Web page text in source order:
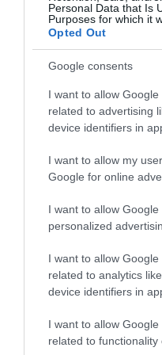
Personal Data that Is
Purposes for which it
Opted Out
Google consents
I want to allow
related to advertising
device identifiers in
I want to allow my
Google for online
I want to allow
personalized
I want to allow
related to analytics
device identifiers in
I want to allow
related to functionality
Νεότερα για τη Φωτιά
Κινδύνευσε
– Νέο βίντεο
06.08.2026 | 21:00
Καφές: Τα οφέλη της
κατανάλωσης σύμφωνα
στο μικροβίωμα του
«Ανάσα» για τους
Εύβοια: Ολοκληρώθηκε
06.08.2026 | 20:40
Ο λόγος που
του Σωτήρος – Πως θα
τέλειο μαγείρεμα
Θρήνος στην Εύβοια:
ΠΕΡΙΣΣΟΤΕΡΑ ΑΠΟ
τηγανίζουμε ψάρια του
Σωτήρος – Πως θα
μαγείρεμα